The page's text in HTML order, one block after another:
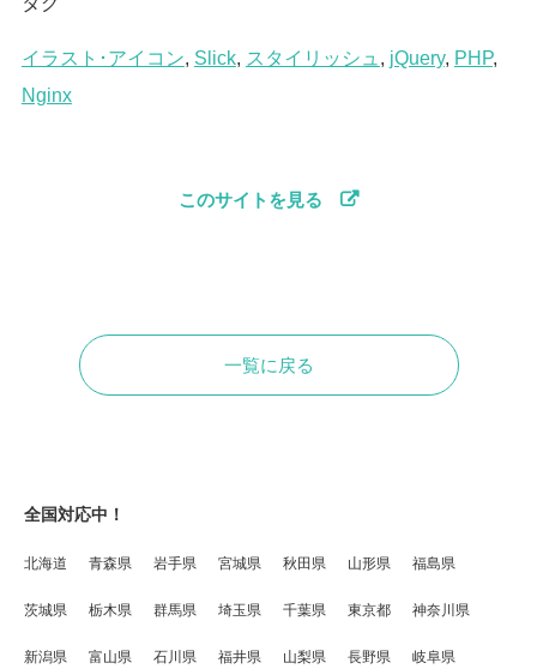
イラスト･アイコン, Slick, スタイリッシュ, jQuery, PHP,
Nginx
このサイトを見る
一覧に戻る
全国対応中！
北海道 青森県 岩手県 宮城県 秋田県 山形県 福島県
茨城県 栃木県 群馬県 埼玉県 千葉県 東京都 神奈川県
新潟県 富山県 石川県 福井県 山梨県 長野県 岐阜県